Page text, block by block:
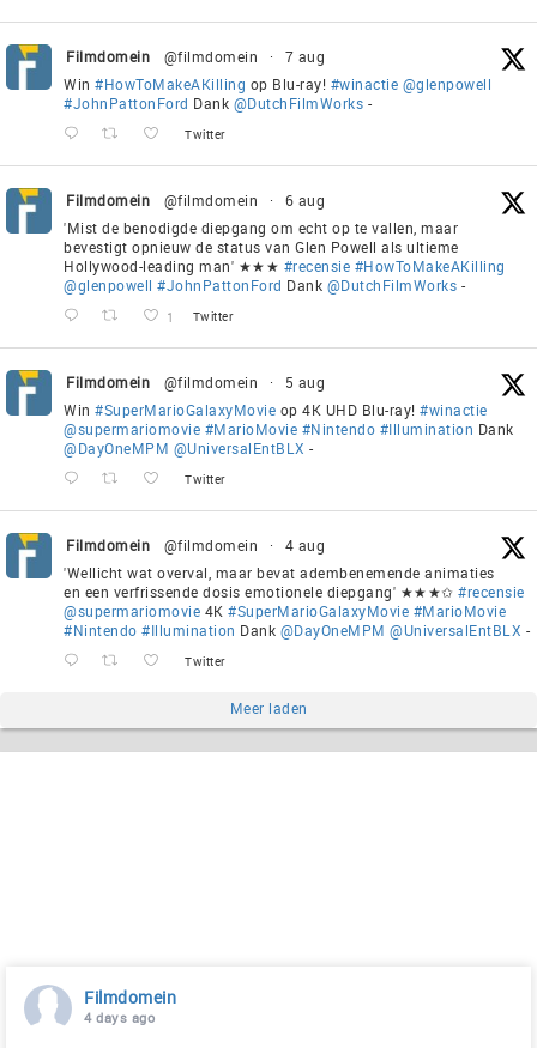
Filmdomein @filmdomein ·
7 aug
Win #HowToMakeAKilling op Blu-ray! #winactie @glenpowell
#JohnPattonFord Dank @DutchFilmWorks -
Twitter
Filmdomein @filmdomein ·
6 aug
'Mist de benodigde diepgang om echt op te vallen, maar
bevestigt opnieuw de status van Glen Powell als ultieme
Hollywood-leading man' ★★★ #recensie #HowToMakeAKilling
@glenpowell #JohnPattonFord Dank @DutchFilmWorks -
1 Twitter
Filmdomein @filmdomein ·
5 aug
Win #SuperMarioGalaxyMovie op 4K UHD Blu-ray! #winactie
@supermariomovie #MarioMovie #Nintendo #Illumination Dank
@DayOneMPM @UniversalEntBLX -
Twitter
Filmdomein @filmdomein ·
4 aug
'Wellicht wat overval, maar bevat adembenemende animaties
en een verfrissende dosis emotionele diepgang' ★★★✩ #recensie
@supermariomovie 4K #SuperMarioGalaxyMovie #MarioMovie
#Nintendo #Illumination Dank @DayOneMPM @UniversalEntBLX -
Twitter
Meer laden
Filmdomein
4 days ago